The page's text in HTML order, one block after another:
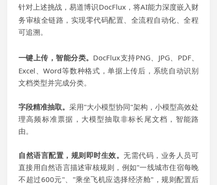
针对上述挑战，易道博识DocFlux，将AI能力深度嵌入财
务审核全链路，实现零代码配置、全流程自动化、全程
可追溯。
一键上传，智能分类。 DocFlux支持PNG、JPG、PDF、
Excel、Word等数种格式，单据上传后， 系统自动识别
文档类型并完成分类。
字段精准抽取。 采用"大小模型协同"架构，小模型高效处
理高频标准票据，大模型抽取非标长尾文档，智能路
由。
自然语言配置，规则即时生效。无需代码，业务人员可
直接用自然语言描述审核规则，例如"一线城市住宿每晚
不超过600元"、"乘坐飞机应选择经济舱"，规则配置后